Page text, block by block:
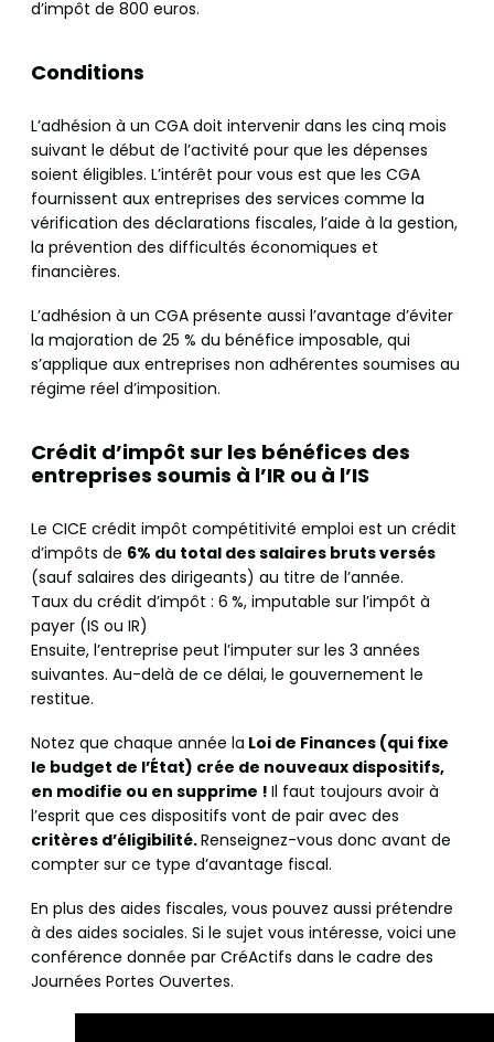
d’impôt de 800 euros.
Conditions
L’adhésion à un CGA doit intervenir dans les cinq mois
suivant le début de l’activité pour que les dépenses
soient éligibles. L’intérêt pour vous est que les CGA
fournissent aux entreprises des services comme la
vérification des déclarations fiscales, l’aide à la gestion,
la prévention des difficultés économiques et
financières.
L’adhésion à un CGA présente aussi l’avantage d’éviter
la majoration de 25 % du bénéfice imposable, qui
s’applique aux entreprises non adhérentes soumises au
régime réel d’imposition.
Crédit d’impôt sur les bénéfices des
entreprises soumis à l’IR ou à l’IS
Le CICE crédit impôt compétitivité emploi est un crédit
d’impôts de 6% du total des salaires bruts versés
(sauf salaires des dirigeants) au titre de l’année.
Taux du crédit d’impôt : 6 %, imputable sur l’impôt à
payer (IS ou IR)
Ensuite, l’entreprise peut l’imputer sur les 3 années
suivantes. Au-delà de ce délai, le gouvernement le
restitue.
Notez que chaque année la Loi de Finances (qui fixe
le budget de l’État) crée de nouveaux dispositifs,
en modifie ou en supprime ! Il faut toujours avoir à
l’esprit que ces dispositifs vont de pair avec des
critères d’éligibilité.Renseignez-vous donc avant de
compter sur ce type d’avantage fiscal.
En plus des aides fiscales, vous pouvez aussi prétendre
à des aides sociales. Si le sujet vous intéresse, voici une
conférence donnée par CréActifs dans le cadre des
Journées Portes Ouvertes.